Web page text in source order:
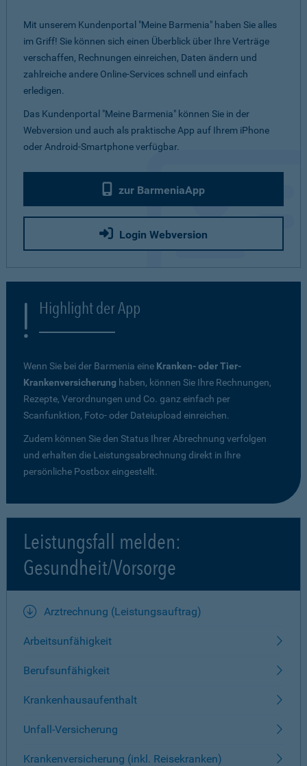
Mit unserem Kundenportal "Meine Barmenia" haben Sie alles
im Griff! Sie können sich einen Überblick über Ihre Verträge
verschaffen, Rechnungen einreichen, Daten ändern und
zahlreiche andere Online-Services schnell und einfach
erledigen.
Das Kundenportal "Meine Barmenia" können Sie in der
Webversion und auch als praktische App auf Ihrem iPhone
oder Android-Smartphone verfügbar.
zur BarmeniaApp
Login Webversion
Highlight der App
Wenn Sie bei der Barmenia eine Kranken- oder Tier-
Krankenversicherung haben, können Sie Ihre Rechnungen,
Rezepte, Verordnungen und Co. ganz einfach per
Scanfunktion, Foto- oder Dateiupload einreichen.
Zudem können Sie den Status Ihrer Abrechnung verfolgen
und erhalten die Leistungsabrechnung direkt in Ihre
persönliche Postbox eingestellt.
Leistungsfall melden:
Gesundheit/Vorsorge
Arztrechnung (Leistungsauftrag)
Arbeitsunfähigkeit
Berufsunfähigkeit
Krankenhausaufenthalt
Unfall-Versicherung
Krankenversicherung (inkl. Reisekranken)